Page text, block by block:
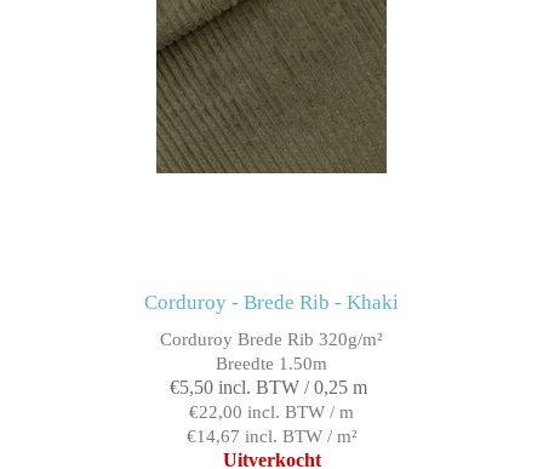
Corduroy - Brede Rib - Khaki
Corduroy Brede Rib 320g/m²
Breedte 1.50m
€5,50 incl. BTW / 0,25 m
€22,00 incl. BTW / m
€14,67 incl. BTW / m²
Uitverkocht